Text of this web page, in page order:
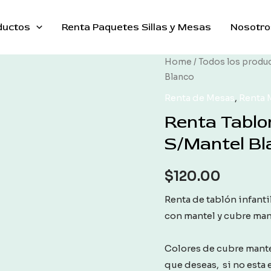
Renta Paquetes Sillas y Mesas
Home /Todos los
Blanco
Renta de Mesas, Renta
Renta
S/Mantel
$120.00
Renta de tablón
con mantel y cubre
Colores de cubre
que deseas, si no esta